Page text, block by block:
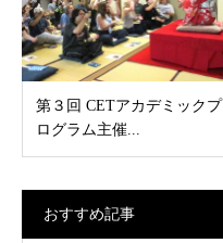
第３回 CETアカデミックプ
ログラム主催...
おすすめ記事